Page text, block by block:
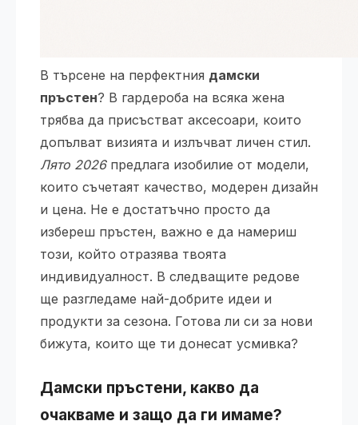
В търсене на перфектния дамски
пръстен? В гардероба на всяка жена
трябва да присъстват аксесоари, които
допълват визията и излъчват личен стил.
Лято 2026предлага изобилие от модели,
които съчетаят качество, модерен дизайн
и цена. Не е достатъчно просто да
избереш пръстен, важно е да намериш
този, който отразява твоята
индивидуалност. В следващите редове
ще разгледаме най-добрите идеи и
продукти за сезона. Готова ли си за нови
бижута, които ще ти донесат усмивка?
Дамски пръстени, какво да
очакваме и защо да ги имаме?